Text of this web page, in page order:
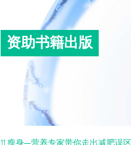
资助书籍出版